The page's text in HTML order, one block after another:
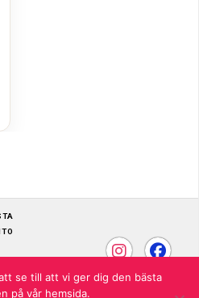
se till att vi ger dig den bästa
på vår hemsida.